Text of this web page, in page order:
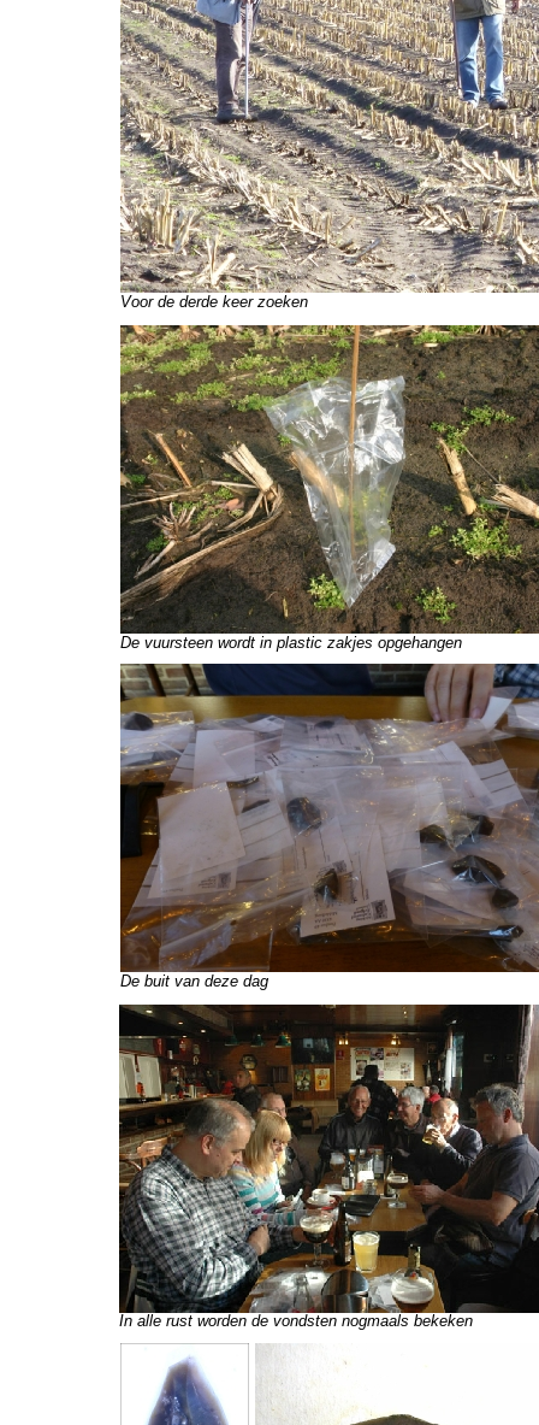
Voor de derde keer zoeken
De vuursteen wordt in plastic zakjes opgehangen
De buit van deze dag
In alle rust worden de vondsten nogmaals bekeken